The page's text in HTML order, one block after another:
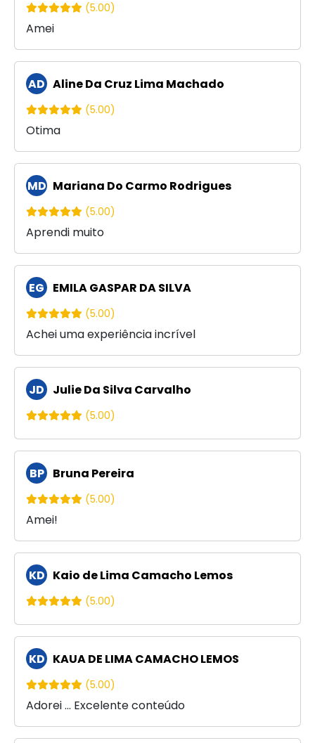
(5.00)
Amei
AD Aline Da Cruz Lima Machado
(5.00)
Otima
MD Mariana Do Carmo Rodrigues
(5.00)
Aprendi muito
EG EMILA GASPAR DA SILVA
(5.00)
Achei uma experiência incrível
JD Julie Da Silva Carvalho
(5.00)
BP Bruna Pereira
(5.00)
Amei!
KD Kaio de Lima Camacho Lemos
(5.00)
KD KAUA DE LIMA CAMACHO LEMOS
(5.00)
Adorei ... Excelente conteúdo